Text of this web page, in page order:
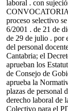
laboral . con
proceso selectivo
6/2001 . de 21 de
de 29 de julio . por
del personal
Cantabria; el
aprueban los
de Consejo de
aprueba la
plazas de personal
derecho laboral de
Colectivo para el